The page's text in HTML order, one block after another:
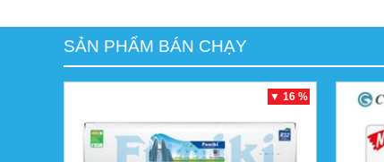
SẢN PHẨM BÁN CHẠY
▼ 16 %